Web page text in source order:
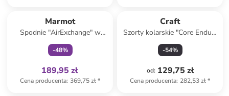
Marmot
Spodnie "AirExchange" w
kolorze khaki do biegania
-48%
189,95 zł
Cena producenta: 369,75 zł*
Craft
Szorty kolarskie "Core Endur"
w kolorze zielonym
-54%
od: 129,75 zł
Cena producenta: 282,53 zł*